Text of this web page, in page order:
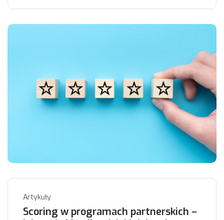
Artykuły
Scoring w programach partnerskich –